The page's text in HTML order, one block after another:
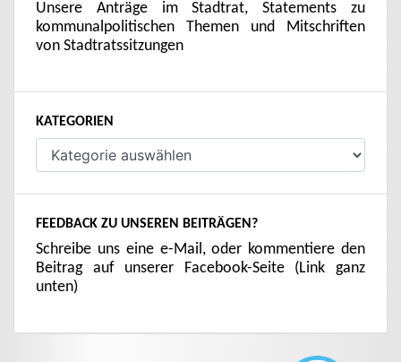
Unsere Anträge im Stadtrat, Statements zu
kommunalpolitischen Themen und Mitschriften
von Stadtratssitzungen
KATEGORIEN
Kategorien
FEEDBACK ZU UNSEREN BEITRÄGEN?
Schreibe uns eine e-Mail, oder kommentiere den
Beitrag auf unserer Facebook-Seite (Link ganz
unten)